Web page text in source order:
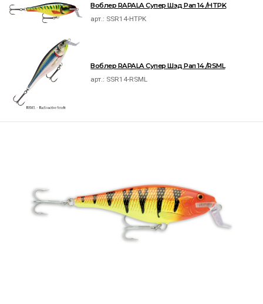
Воблер RAPALA Супер Шэд Рап 14 /HTPK
арт.: SSR14-HTPK
Воблер RAPALA Супер Шэд Рап 14 /RSML
арт.: SSR14-RSML